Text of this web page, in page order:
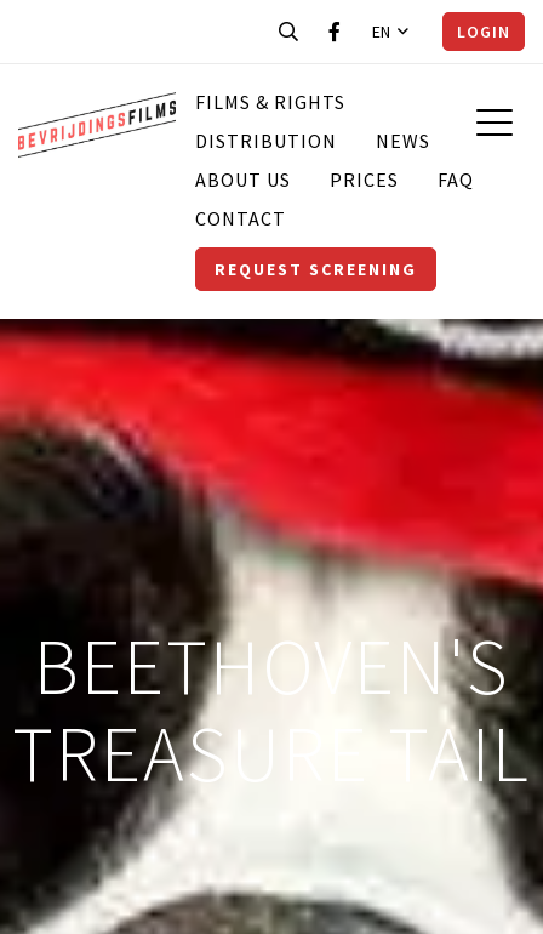
EN LOGIN
FILMS & RIGHTS
DISTRIBUTION
NEWS
ABOUT US
PRICES
FAQ
CONTACT
REQUEST SCREENING
BEETHOVEN'S
TREASURE TAIL